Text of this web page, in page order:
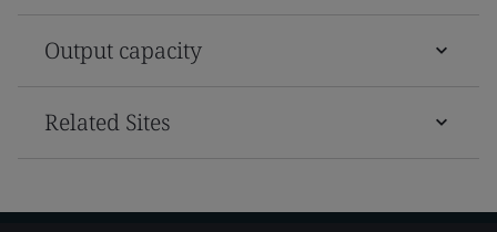
Output capacity
Related Sites